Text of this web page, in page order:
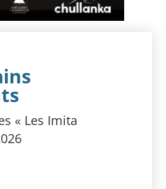
« Les Imita